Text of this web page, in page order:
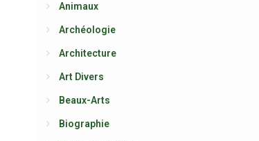
Animaux
Archéologie
Architecture
Art Divers
Beaux-Arts
Biographie